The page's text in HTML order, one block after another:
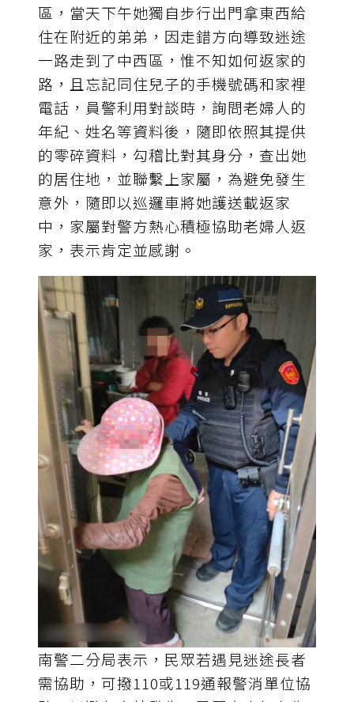
區，當天下午她獨自步行出門拿東西給
住在附近的弟弟，因走錯方向導致迷途
一路走到了中西區，惟不知如何返家的
路，且忘記同住兒子的手機號碼和家裡
電話，員警利用對談時，詢問老婦人的
年紀、姓名等資料後，隨即依照其提供
的零碎資料，勾稽比對其身分，查出她
的居住地，並聯繫上家屬，為避免發生
意外，隨即以巡邏車將她護送載返家
中，家屬對警方熱心積極協助老婦人返
家，表示肯定並感謝。
南警二分局表示，民眾若遇見迷途長者
需協助，可撥110或119通報警消單位協